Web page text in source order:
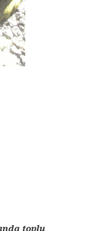
toplu